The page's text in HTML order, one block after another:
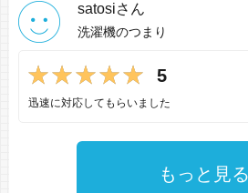
satosiさん
洗濯機のつまり
5
迅速に対応してもらいました
もっと見る